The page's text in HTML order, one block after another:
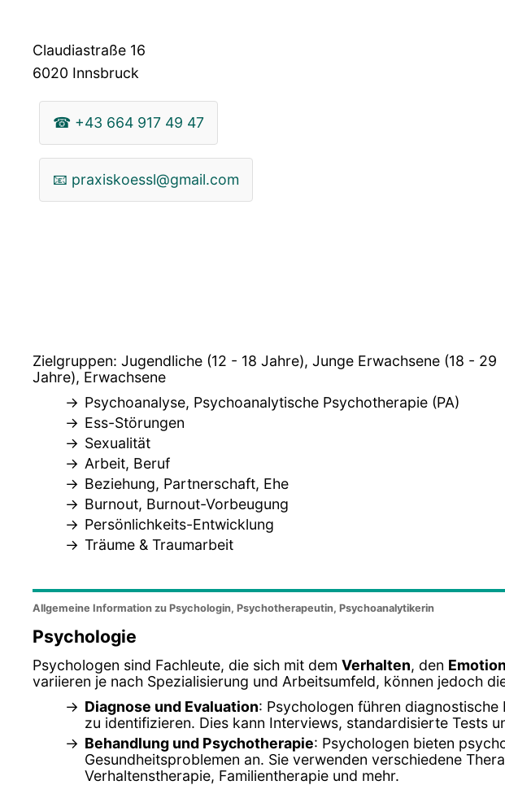
Claudiastraße 16
6020 Innsbruck
☎ +43 664 917 49 47
📧 praxiskoessl@gmail.com
Zielgruppen: Jugendliche (12 - 18 Jahre), Junge Erwachsene (18 - 29
Jahre), Erwachsene
Psychoanalyse, Psychoanalytische Psychotherapie (PA)
Ess-Störungen
Sexualität
Arbeit, Beruf
Beziehung, Partnerschaft, Ehe
Burnout, Burnout-Vorbeugung
Persönlichkeits-Entwicklung
Träume & Traumarbeit
Allgemeine Information zu Psychologin, Psychotherapeutin, Psychoanalytikerin
Psychologie
Psychologen sind Fachleute, die sich mit dem Verhalten, den
variieren je nach Spezialisierung und Arbeitsumfeld, können jedoch
Diagnose und Evaluation: Psychologen führen
zu identifizieren. Dies kann Interviews, standardisierte Tests
Behandlung und Psychotherapie: Psychologen bieten
Gesundheitsproblemen an. Sie verwenden verschiedene
Verhaltenstherapie, Familientherapie und mehr.